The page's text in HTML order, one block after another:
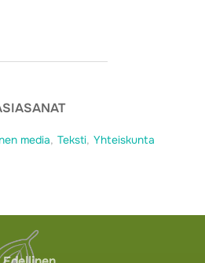
media, Teksti, Yhteiskunta